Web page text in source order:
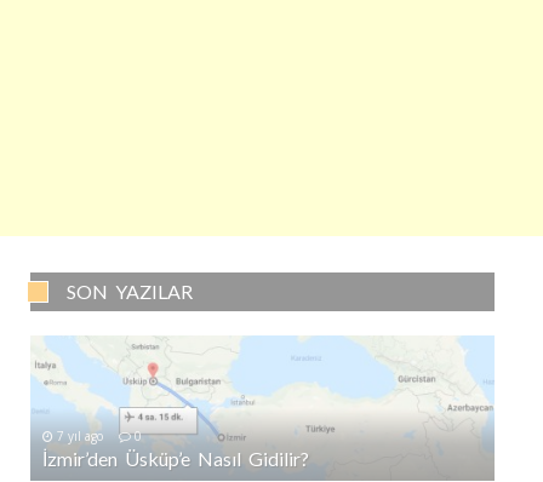
SON YAZILAR
7 yıl ago 0
İzmir’den Üsküp’e Nasıl Gidilir?